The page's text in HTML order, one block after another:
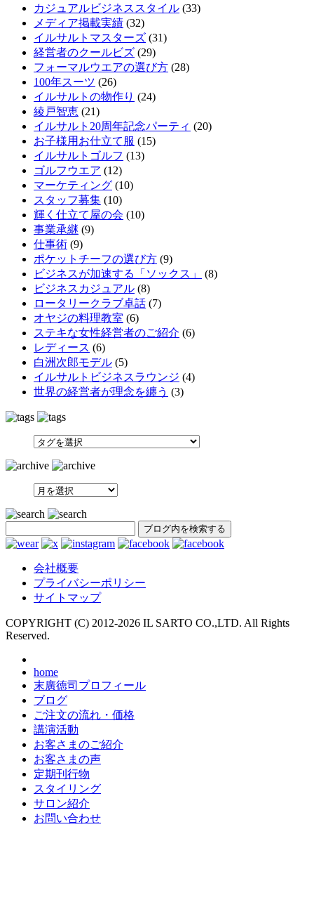
カジュアルビジネススタイル (33)
メディア掲載実績 (32)
イルサルトマスターズ (31)
経営者のクールビズ (29)
フォーマルウエアの選び方 (28)
100年スーツ (26)
イルサルトの物作り (24)
綾戸智恵 (21)
イルサルト20周年記念パーティ (20)
お子様用お仕立て服 (15)
イルサルトゴルフ (13)
ゴルフウエア (12)
マーケティング (10)
スタッフ募集 (10)
輝く仕立て屋の会 (10)
事業承継 (9)
仕事術 (9)
ポケットチーフの選び方 (9)
ビジネスが加速する「ソックス」
(8)
ビジネスカジュアル (8)
ロータリークラブ卓話 (7)
オヤジの料理教室 (6)
ステキな女性経営者のご紹介 (6)
レディース (6)
白洲次郎モデル (5)
イルサルトビジネスラウンジ (4)
世界の経営者が理念を纏う (3)
SEARCH
会社概要
プライバシーポリシー
サイトマップ
COPYRIGHT (C) 2012-2026 IL SARTO CO.,LTD. All Rights
Reserved.
home
末廣徳司プロフィール
ブログ
ご注文の流れ・価格
講演活動
お客さまのご紹介
お客さまの声
定期刊行物
スタイリング
サロン紹介
お問い合わせ